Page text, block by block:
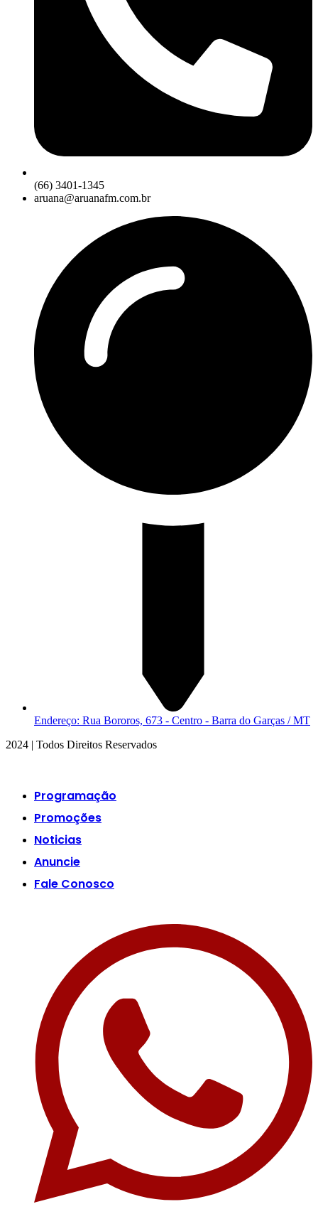
(66) 3401-1345
aruana@aruanafm.com.br
Endereço: Rua Bororos, 673 - Centro - Barra do Garças / MT
2024 | Todos Direitos Reservados
Programação
Promoções
Noticias
Anuncie
Fale Conosco